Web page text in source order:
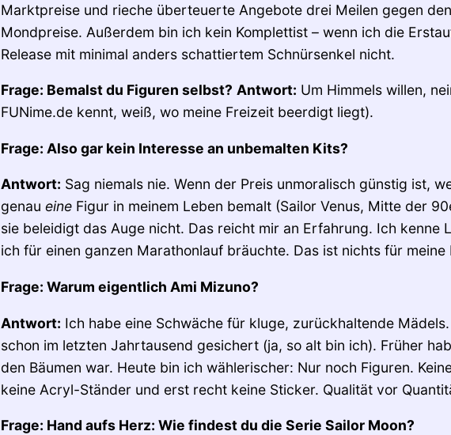
Marktpreise und rieche überteuerte Angebote drei Meilen gegen
Mondpreise. Außerdem bin ich kein Komplettist – wenn ich die
Release mit minimal anders schattiertem Schnürsenkel nicht.
Frage: Bemalst du Figuren selbst? Antwort: Um Himmels willen,
FUNime.de kennt, weiß, wo meine Freizeit beerdigt liegt).
Frage: Also gar kein Interesse an unbemalten Kits?
Antwort: Sag niemals nie. Wenn der Preis unmoralisch günstig ist,
genau eine Figur in meinem Leben bemalt (Sailor Venus, Mitte der
sie beleidigt das Auge nicht. Das reicht mir an Erfahrung. Ich kenne
ich für einen ganzen Marathonlauf bräuchte. Das ist nichts für meine
Frage: Warum eigentlich Ami Mizuno?
Antwort: Ich habe eine Schwäche für kluge, zurückhaltende
schon im letzten Jahrtausend gesichert (ja, so alt bin ich). Früher
den Bäumen war. Heute bin ich wählerischer: Nur noch Figuren.
keine Acryl-Ständer und erst recht keine Sticker. Qualität vor
Frage: Hand aufs Herz: Wie findest du die Serie Sailor Moon?